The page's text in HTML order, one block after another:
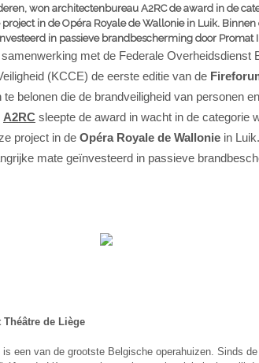
won architectenbureau A2RC de award in de
in de Opéra Royale de Wallonie in Luik. Binnen
in passieve brandbescherming door Promat
met de Federale Overheidsdienst
(KCCE) de eerste editie van de
belonen die de brandveiligheid van personen
A2RC sleepte de award in wacht in de categorie
project in de Opéra Royale de Wallonie in
mate geïnvesteerd in passieve
de Liège
een van de grootste Belgische operahuizen. Sinds